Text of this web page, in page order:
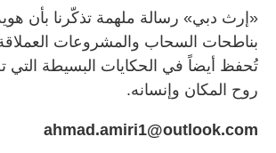
«إرث دبي» رسالة ملهمة تذكّرنا بأن
بناطحات السحاب والمشروعات
تُحفظ أيضاً في الحكايات البسيطة التي
روح المكان وإنسانه.
ahmad.amiri1@outlook.com